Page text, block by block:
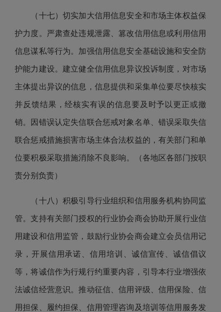
（十七）切实加大信用信息安全和市场主体权益保
护力度。严肃查处违规泄露、篡改信用信息或利用信用
信息谋私等行为。加强信用信息安全基础设施和安全防
护能力建设。建立健全信用信息异议投诉制度，对市场
主体提出异议的信息，信息提供和采集单位要尽快核实
并反馈结果，经核实有误的信息要及时予以更正或撤
销。因错误认定失信联合惩戒对象名单、错误采取失信
联合惩戒措施损害市场主体合法权益的，有关部门和单
位要积极采取措施消除不良影响。（各地区各部门按职
责分别负责）
（十八）积极引导行业组织和信用服务机构协同监
管。支持有关部门授权的行业协会商会协助开展行业信
用建设和信用监管，鼓励行业协会商会建立会员信用记
录，开展信用承诺、信用培训、诚信宣传、诚信倡议
等，将诚信作为行规行约重要内容，引导本行业增强依
法诚信经营意识。推动征信、信用评级、信用保险、信
用担保、履约担保、信用管理咨询及培训等信用服务发